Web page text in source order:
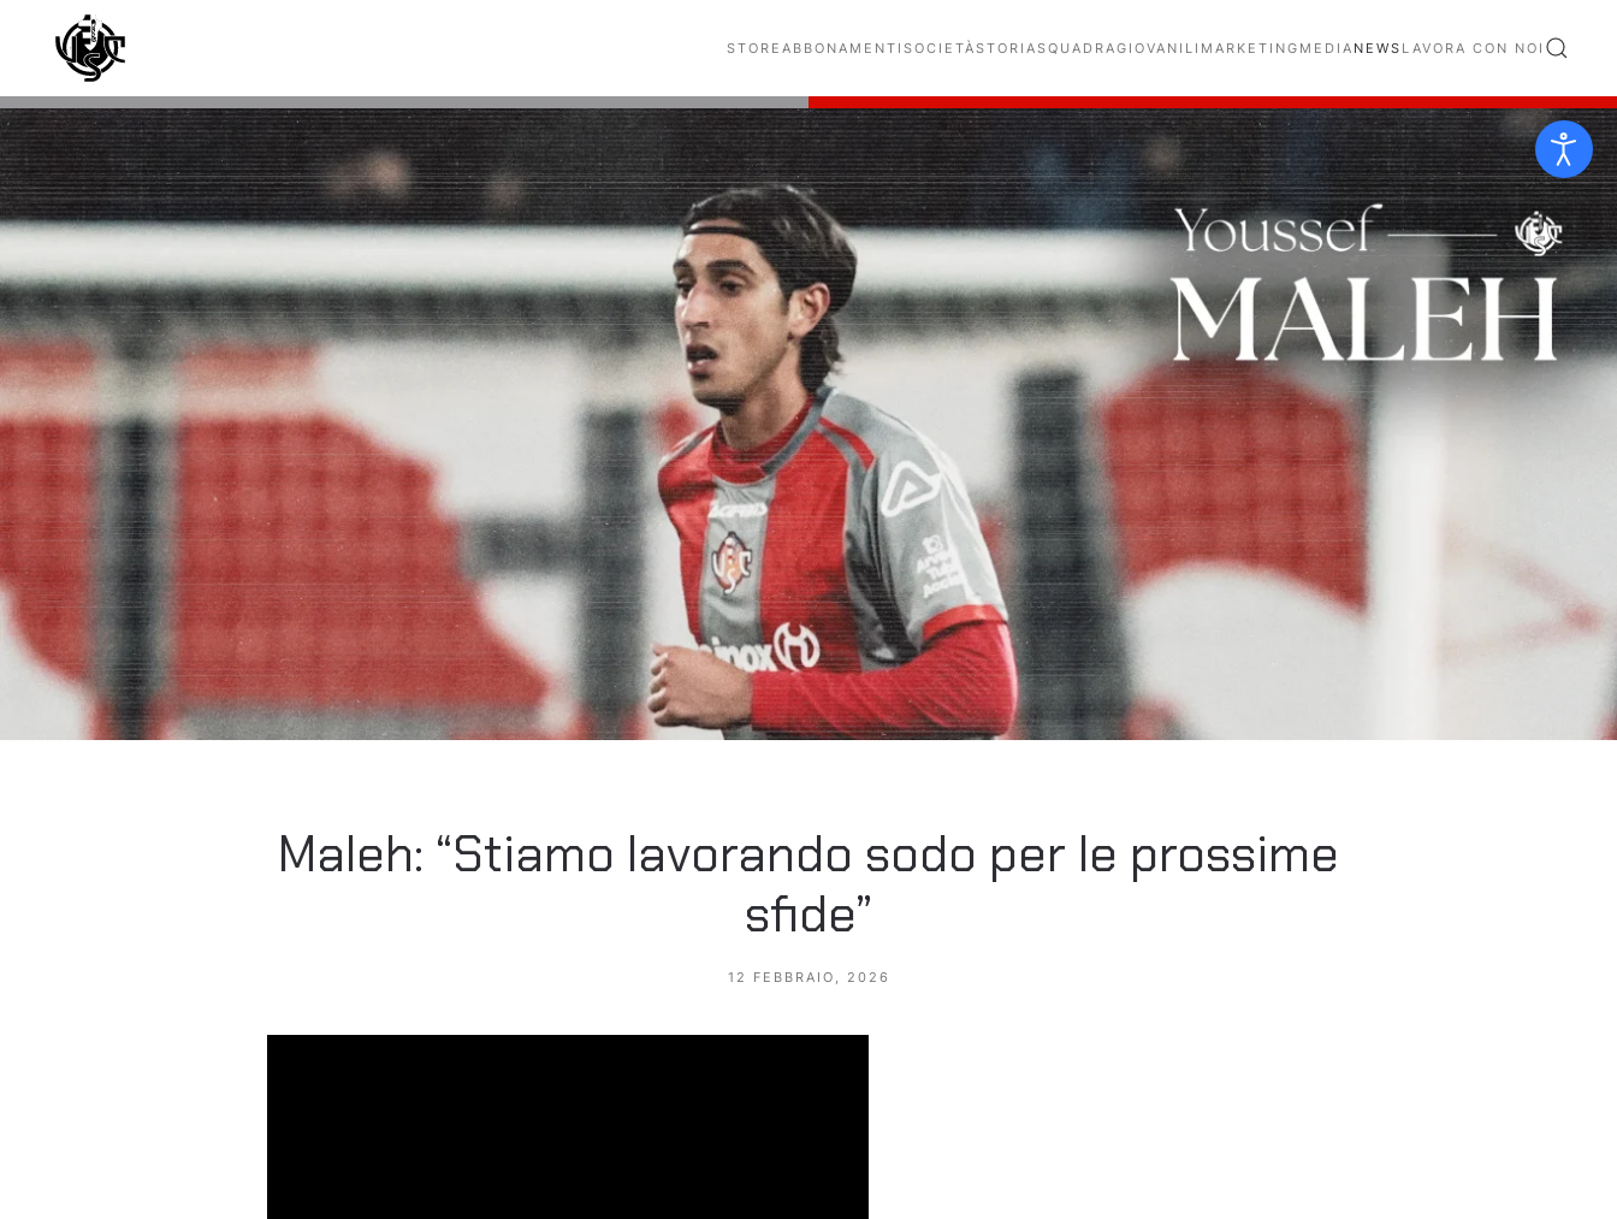
Skip to main content STORE ABBONAMENTI SOCIETÀSTORIASQUADRAGIOVANILI MARKETING MEDIA NEWS LAVORA CON NOI
Maleh: “Stiamo lavorando sodo per le prossime
sfide”
12 FEBBRAIO, 2026